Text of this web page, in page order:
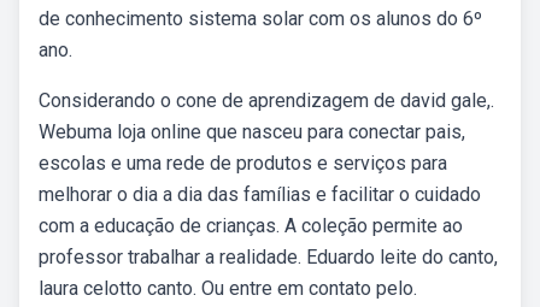
de conhecimento sistema solar com os alunos do 6º
ano.
Considerando o cone de aprendizagem de david gale,.
Webuma loja online que nasceu para conectar pais,
escolas e uma rede de produtos e serviços para
melhorar o dia a dia das famílias e facilitar o cuidado
com a educação de crianças. A coleção permite ao
professor trabalhar a realidade. Eduardo leite do canto,
laura celotto canto. Ou entre em contato pelo.